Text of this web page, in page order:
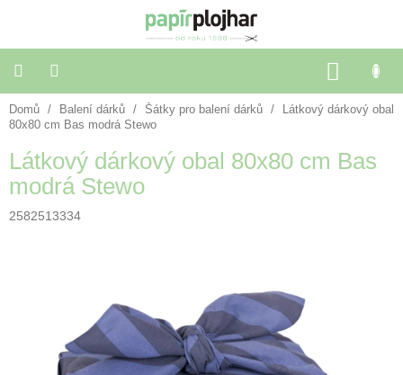
KOŠÍK
Balení
dárků
Dekorace
a
doplňky
Domů / Balení dárků / Šátky pro balení dárků /
Látkový dárkový obal
80x80 cm Bas modrá Stewo
Látkový dárkový obal 80x80 cm Bas
modrá Stewo
2582513334